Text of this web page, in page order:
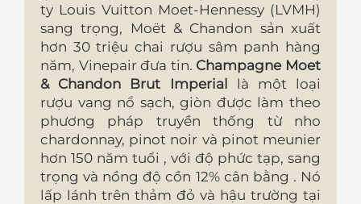
ty Louis Vuitton Moet-Hennessy (LVMH)
sang trọng, Moët & Chandon sản xuất
hơn 30 triệu chai rượu sâm panh hàng
năm, Vinepair đưa tin. Champagne Moet
& Chandon Brut Imperial là một loại
rượu vang nổ sạch, giòn được làm theo
phương pháp truyền thống từ nho
chardonnay, pinot noir và pinot meunier
hơn 150 năm tuổi , với độ phức tạp, sang
trọng và nồng độ cồn 12% cân bằng . Nó
lấp lánh trên thảm đỏ và hậu trường tại